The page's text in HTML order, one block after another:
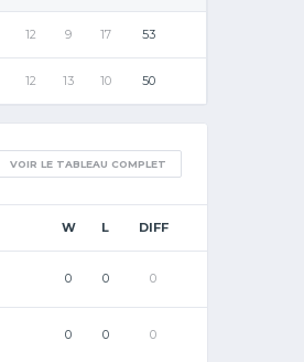
12 9 17 53
12 13 10 50
VOIR LE TABLEAU COMPLET
W L DIFF
0 0 0
0 0 0